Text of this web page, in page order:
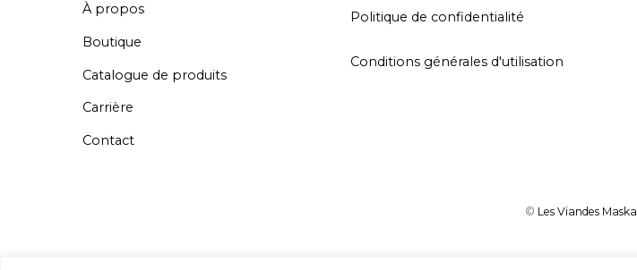
À propos
Boutique
Catalogue de produits
Carrière
Contact
Politique de confidentialité
Conditions générales d'utilisation
© Les Viandes Maska